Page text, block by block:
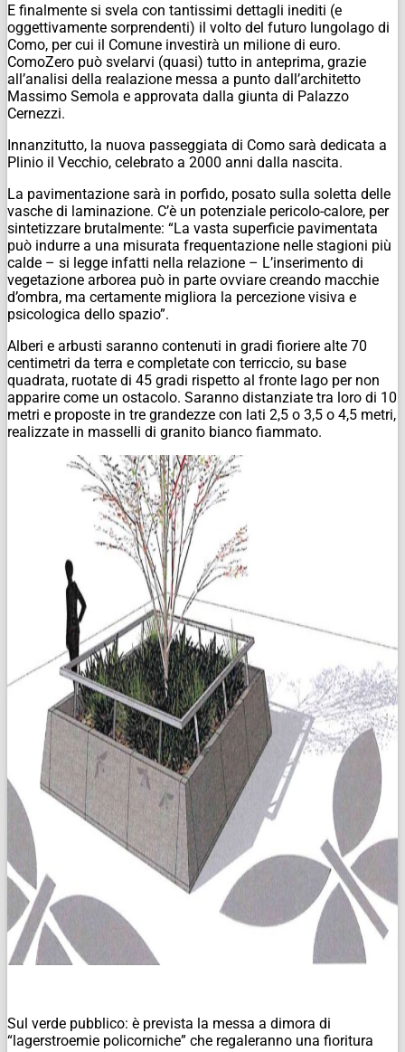
E finalmente si svela con tantissimi dettagli inediti (e
oggettivamente sorprendenti) il volto del futuro lungolago di
Como, per cui il Comune investirà un milione di euro.
ComoZero può svelarvi (quasi) tutto in anteprima, grazie
all’analisi della realazione messa a punto dall’architetto
Massimo Semola e approvata dalla giunta di Palazzo
Cernezzi.
Innanzitutto, la nuova passeggiata di Como sarà dedicata a
Plinio il Vecchio, celebrato a 2000 anni dalla nascita.
La pavimentazione sarà in porfido, posato sulla soletta delle
vasche di laminazione. C’è un potenziale pericolo-calore, per
sintetizzare brutalmente: “La vasta superficie pavimentata
può indurre a una misurata frequentazione nelle stagioni più
calde – si legge infatti nella relazione – L’inserimento di
vegetazione arborea può in parte ovviare creando macchie
d’ombra, ma certamente migliora la percezione visiva e
psicologica dello spazio”.
Alberi e arbusti saranno contenuti in gradi fioriere alte 70
centimetri da terra e completate con terriccio, su base
quadrata, ruotate di 45 gradi rispetto al fronte lago per non
apparire come un ostacolo. Saranno distanziate tra loro di 10
metri e proposte in tre grandezze con lati 2,5 o 3,5 o 4,5 metri,
realizzate in masselli di granito bianco fiammato.
Sul verde pubblico: è prevista la messa a dimora di
“lagerstroemie policorniche” che regaleranno una fioritura